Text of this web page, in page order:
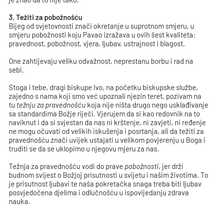
3. Težiti za pobožnošću
Bijeg od svjetovnosti znači okretanje u suprotnom smjeru, u
smjeru pobožnosti koju Pavao izražava u ovih šest kvaliteta:
pravednost, pobožnost, vjera, ljubav, ustrajnost i blagost.
One zahtijevaju veliku odvažnost, neprestanu borbu i rad na
sebi.
Stoga i tebe, dragi biskupe Ivo, na početku biskupske službe,
zajedno s nama koji smo već upoznali njezin teret, pozivam na
tu težnju za pravednošću koja nije ništa drugo nego usklađivanje
sa standardima Božje riječi. Vjerujem da si kao redovnik na to
naviknut i da si svjestan da nas ni krštenje, ni zavjeti, ni ređenje
ne mogu očuvati od velikih iskušenja i posrtanja, ali da težiti za
pravednošću znači uvijek ustajati u velikom povjerenju u Boga i
truditi se da se uklopimo u njegovu mjeru za nas.
Težnja za pravednošću vodi do prave pobožnosti, jer drži
budnom svijest o Božjoj prisutnosti u svijetu i našim životima. To
je prisutnost ljubavi te naša pokretačka snaga treba biti ljubav
posvjedočena djelima i odlučnošću u ispovijedanju zdrava
nauka.